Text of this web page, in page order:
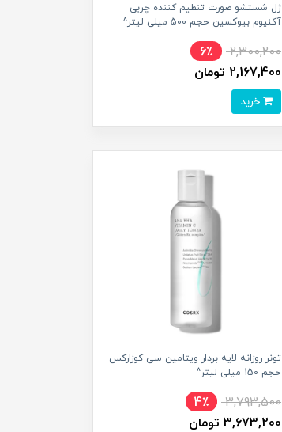
ژل شستشو صورت تنطیم کننده چربی
آکنیوم بیوکسین حجم 500 میلی لیتر^
2,300,200
6٪
2,167,400 تومان
خرید
تونر روزانه لایه بردار ویتامین سی کوزارکس
حجم 150 میلی لیتر^
3,793,500
4٪
3,673,200 تومان